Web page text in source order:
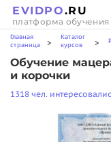
EVIDPO.RU
платформа обучения
Главная
страница
>
Каталог
курсов
>
Обучение
и корочки
1318 чел.